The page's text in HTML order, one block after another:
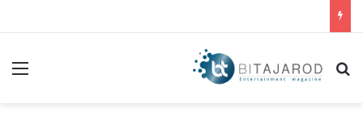
بحث عن